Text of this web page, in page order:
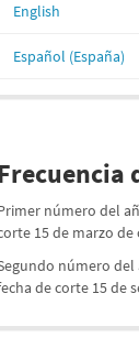
English
Español (España)
número del
15 de marzo de
número del
de corte 15 de